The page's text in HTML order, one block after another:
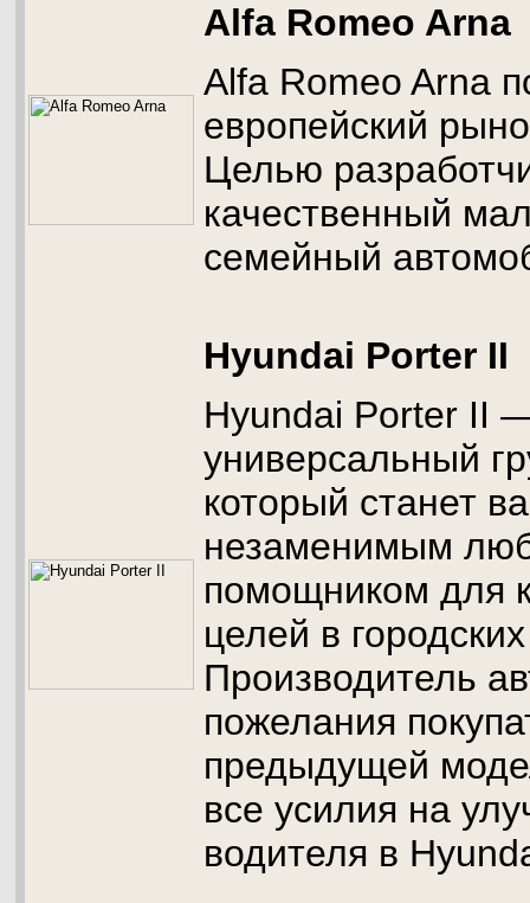
Alfa Romeo Arna
Alfa Romeo Arna
европейский
Целью
качественный
семейный
Hyundai Porter II
Hyundai Porter II
универсальный
который станет
незаменимым
помощником для
целей в
Производитель
пожелания
предыдущей
все усилия на
водителя в